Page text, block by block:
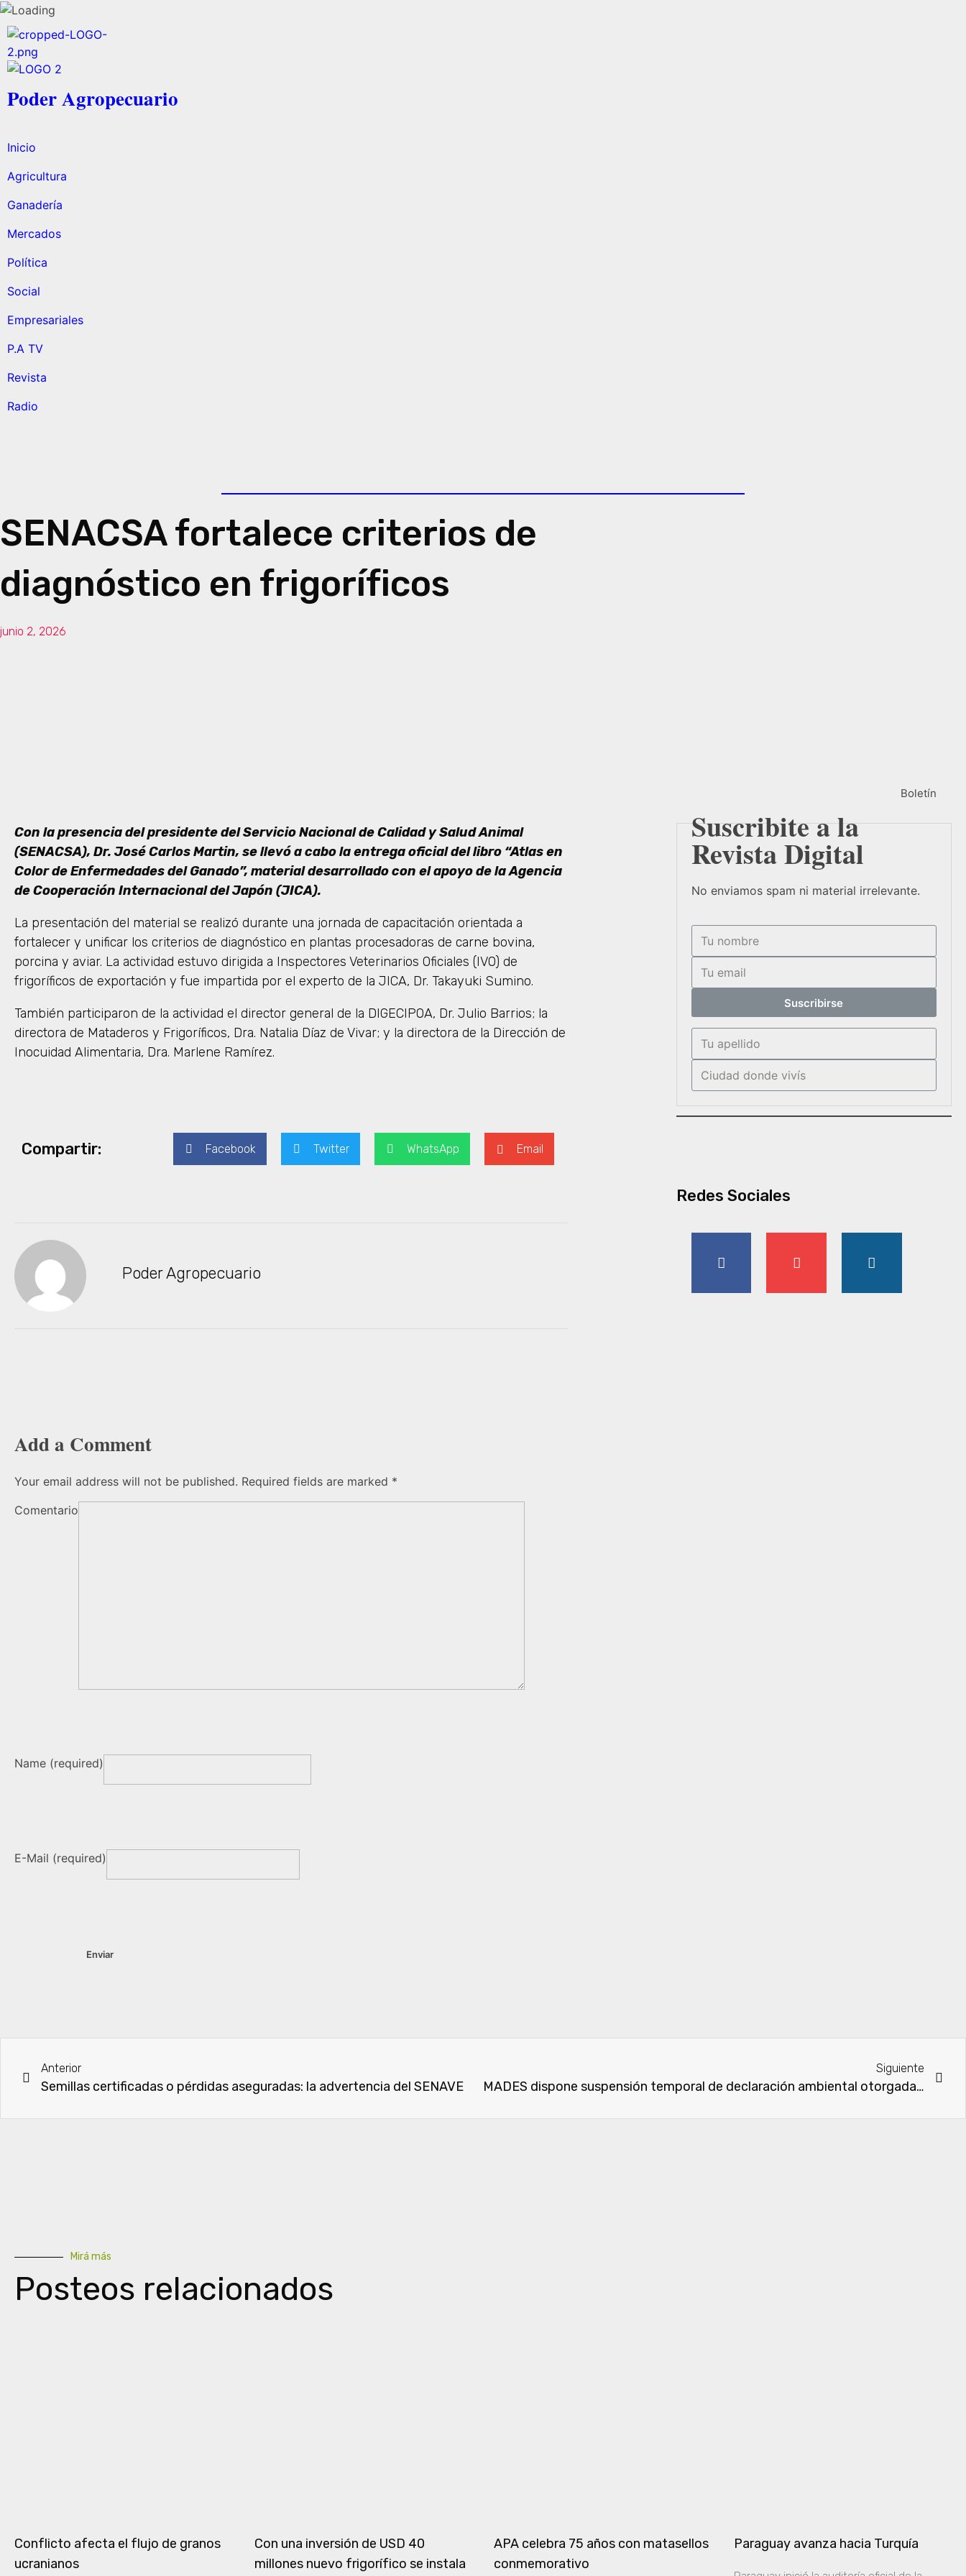
Poder Agropecuario
Inicio
Agricultura
Ganadería
Mercados
Política
Social
Empresariales
P.A TV
Revista
Radio
SENACSA fortalece criterios de
diagnóstico en frigoríficos
junio 2, 2026
Con la presencia del presidente del Servicio Nacional de Calidad y Salud Animal
(SENACSA), Dr. José Carlos Martin, se llevó a cabo la entrega oficial del libro “Atlas en
Color de Enfermedades del Ganado”, material desarrollado con el apoyo de la Agencia
de Cooperación Internacional del Japón (JICA).
La presentación del material se realizó durante una jornada de capacitación orientada a
fortalecer y unificar los criterios de diagnóstico en plantas procesadoras de carne bovina,
porcina y aviar. La actividad estuvo dirigida a Inspectores Veterinarios Oficiales (IVO) de
frigoríficos de exportación y fue impartida por el experto de la JICA, Dr. Takayuki Sumino.
También participaron de la actividad el director general de la DIGECIPOA, Dr. Julio Barrios; la
directora de Mataderos y Frigoríficos, Dra. Natalia Díaz de Vivar; y la directora de la Dirección de
Inocuidad Alimentaria, Dra. Marlene Ramírez.
Compartir: Facebook Twitter WhatsApp Email
Poder Agropecuario
Add a Comment
Your email address will not be published. Required fields are marked *
Name (required)
E-Mail (required)
Comentario
Boletín
Suscribite a la
Revista Digital
No enviamos spam ni material irrelevante.
Suscribirse
Redes Sociales
Anterior
Semillas certificadas o pérdidas aseguradas: la advertencia del SENAVE
Siguiente
MADES dispone suspensión temporal de declaración ambiental otorgada a estación de servicios
Mirá más
Posteos relacionados
Conflicto afecta el flujo de granos
ucranianos
Con una inversión de USD 40
millones nuevo frigorífico se instala
APA celebra 75 años con matasellos
conmemorativo
Paraguay avanza hacia Turquía